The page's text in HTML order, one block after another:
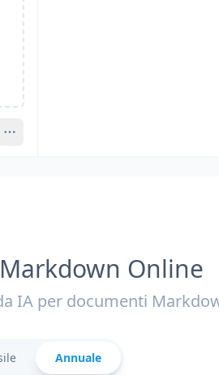
Pro
Online
IA per documenti
Annuale